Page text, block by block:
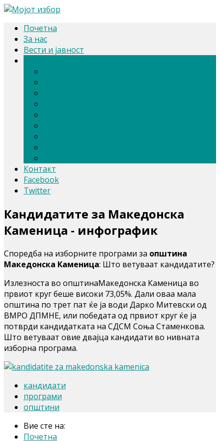
Почетна
За нас
Вести и јавност
Контакт
Facebook
Twitter
Кандидатите за Македонска
Каменица - инфографик
Споредба на изборните програми за општина
Македонска Каменица: Што ветуваат кандидатите?
Излезноста во општинаМакедонска Каменица во
првиот круг беше високи 73,05%. Дали оваа мала
општина по трет пат ќе ја води Дарко Митевски од
ВМРО ДПМНЕ, или победата од првиот круг ќе ја
потврди кандидатката на СДСМ Соња Стаменкова.
Што ветуваат овие двајца кандидати во нивната
изборна програма.
кандидати
програми
општини
Вие сте на:
Почетна